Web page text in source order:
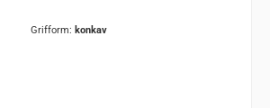
Grifform: konkav